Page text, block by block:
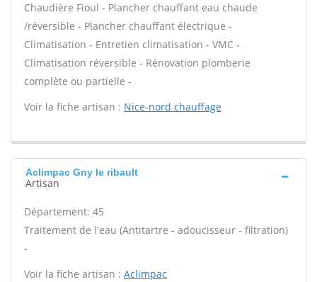
Chaudière Fioul - Plancher chauffant eau chaude
/réversible - Plancher chauffant électrique -
Climatisation - Entretien climatisation - VMC -
Climatisation réversible - Rénovation plomberie
complète ou partielle -
Voir la fiche artisan : Nice-nord chauffage
Aclimpac Gny le ribault
Artisan
Département: 45
Traitement de l'eau (Antitartre - adoucisseur - filtration)
-
Voir la fiche artisan : Aclimpac